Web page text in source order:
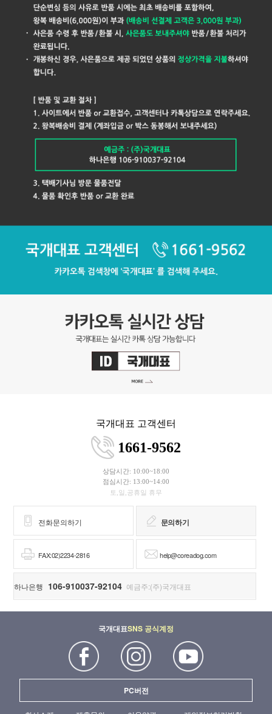
국개대표 고객센터
1661-9562
상담시간: 10:00~18:00
점심시간: 13:00~14:00
토,일,공휴일 휴무
전화문의하기 문의하기
FAX:02)2234-2816 help@coreadog.com
하나은행 106-910037-92104 예금주:(주)국개대표
국개대표SNS 공식계정
PC버전